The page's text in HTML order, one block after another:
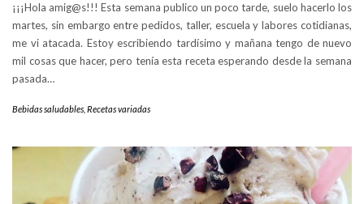
¡¡¡Hola amig@s!!! Esta semana publico un poco tarde, suelo hacerlo los
martes, sin embargo entre pedidos, taller, escuela y labores cotidianas,
me vi atacada. Estoy escribiendo tardísimo y mañana tengo de nuevo
mil cosas que hacer, pero tenía esta receta esperando desde la semana
pasada…
Bebidas saludables Recetas variadas